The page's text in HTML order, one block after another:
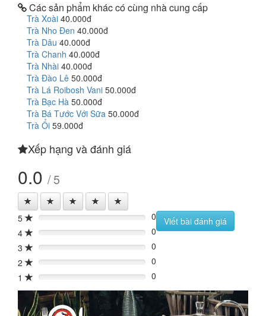
Các sản phẩm khác có cùng nhà cung cấp
Trà Xoài 40.000đ
Trà Nho Đen 40.000đ
Trà Dâu 40.000đ
Trà Chanh 40.000đ
Trà Nhài 40.000đ
Trà Đào Lê 50.000đ
Trà Lá Roibosh Vani 50.000đ
Trà Bạc Hà 50.000đ
Trà Bá Tước Với Sữa 50.000đ
Trà Ổi 59.000đ
Xếp hạng và đánh giá
0.0 / 5
5 0%
0
4
0%
0
3
0%
0
2
0%
0
1
0% 0
Viết bài đánh giá